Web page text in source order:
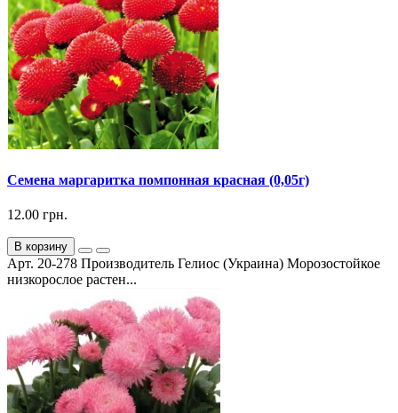
Семена маргаритка помпонная красная (0,05г)
12.00 грн.
В корзину
Арт. 20-278 Производитель Гелиос (Украина) Морозостойкое
низкорослое растен...